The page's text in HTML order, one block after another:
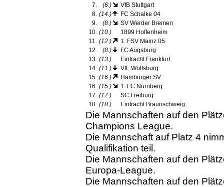
7.
(6.)
VfB Stuttgart
8. (14.)
FC Schalke 04
9.
(8.)
SV Werder Bremen
10. (10.)
1899 Hoffenheim
11. (12.)
1. FSV Mainz 05
12.
(8.)
FC Augsburg
13. (13.)
Eintracht Frankfurt
14. (11.)
VfL Wolfsburg
15. (16.)
Hamburger SV
16. (15.)
1. FC Nürnberg
17. (17.)
SC Freiburg
18. (18.) Eintracht Braunschweig
Die Mannschaften auf den
Champions League.
Die Mannschaft auf Platz 4
Qualifikation teil.
Die Mannschaften auf den
Europa-League.
Die Mannschaften auf den